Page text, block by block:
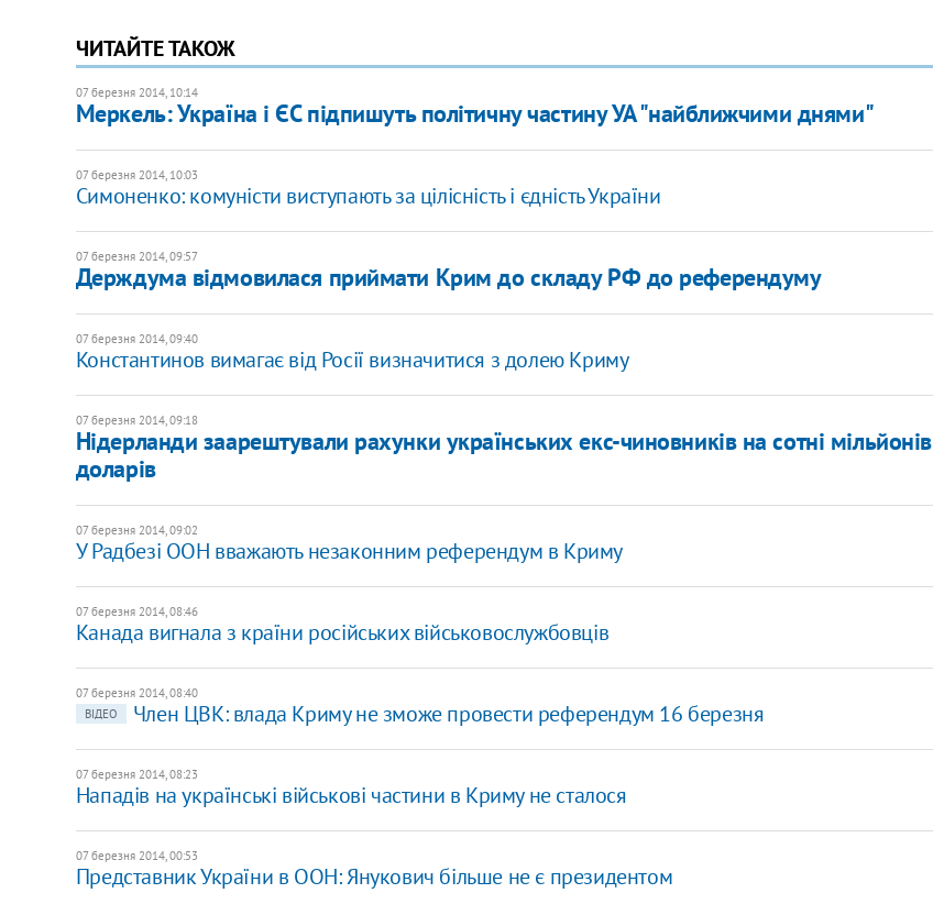
ЧИТАЙТЕ ТАКОЖ
07 березня 2014, 10:14
Меркель: Україна і ЄС підпишуть політичну частину УА "найближчими днями"
07 березня 2014, 10:03
Симоненко: комуністи виступають за цілісність і єдність України
07 березня 2014, 09:57
Держдума відмовилася приймати Крим до складу РФ до референдуму
07 березня 2014, 09:40
Константинов вимагає від Росії визначитися з долею Криму
07 березня 2014, 09:18
Нідерланди заарештували рахунки українських екс-чиновників на сотні мільйонів
доларів
07 березня 2014, 09:02
У Радбезі ООН вважають незаконним референдум в Криму
07 березня 2014, 08:46
Канада вигнала з країни російських військовослужбовців
07 березня 2014, 08:40
ВІДЕО
Член ЦВК: влада Криму не зможе провести референдум 16 березня
07 березня 2014, 08:23
Нападів на українські військові частини в Криму не сталося
07 березня 2014, 00:53
Представник України в ООН: Янукович більше не є президентом